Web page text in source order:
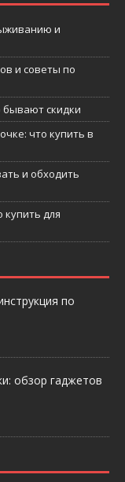
и
и советы по
бывают скидки
что купить в
и обходить
для
по
обзор гаджетов